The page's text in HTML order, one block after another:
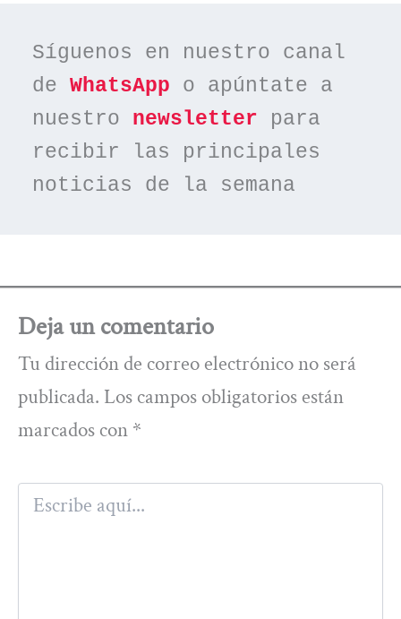
Síguenos en nuestro canal
de WhatsApp o apúntate a
nuestro newsletter para
recibir las principales
noticias de la semana
Deja un comentario
Tu dirección de correo electrónico no será
publicada. Los campos obligatorios están
marcados con *
Escribe
aquí...